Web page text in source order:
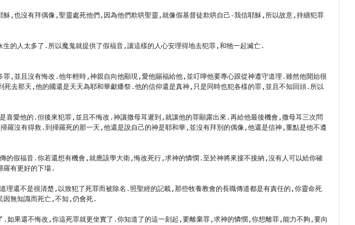
穌,也沒有拜偶像,聖靈處死他們,因為他們欺哄聖靈,就像假基督徒欺哄自己-我信耶穌,所以故意,持續犯罪
的人太多了.所以魔鬼就提供了假福音,讓這樣的人心安理得地去犯罪,和牠一起滅亡.
,並且沒有悔改.他年輕時,神親自向他顯現,愛他賜福給他,並叮嚀他要專心跟從神遵守道理.雖然他開始很
去那天,他的國還是天天為耶和華獻燔祭.他的信仰還是真神,只是同時也犯各樣的罪,並且不知回頭.所以
喜愛他的.但後來犯罪,並且不悔改.神讓撒母耳遲到,就讓他的罪顯露出來.再給他最後機會,撒母耳三次問
羅沒有得救.到掃羅死的那一天,他還是說自己的神是耶和華,並沒有拜別的偶像,他還是信神,重點是他不遵
的假福音.你若還想有機會,就應該學大衛,悔改死行,求神的憐憫.至於神將來接不接納,沒有人可以給你確
羅有更好的下場.
理還不是很清楚,以致犯了死罪而被除名.照聖經的記載,那些牧養教會的長職傳道都是有責任的,你靈命死
因無知識而死亡,不知,仍會死.
如果還不悔改,你這死罪就更坐實了.你知道了的這一刻起,要離棄罪,求神的憐憫,你想離罪,能力不夠,要向